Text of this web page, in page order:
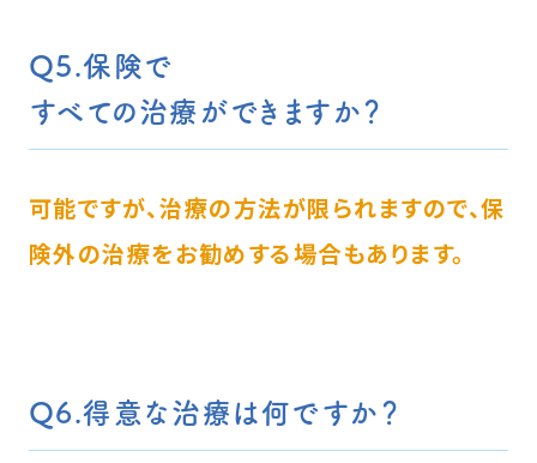
Q5.保険で
すべての治療ができますか？
可能ですが、治療の方法が限られますので、保
険外の治療をお勧めする場合もあります。
Q6.得意な治療は何ですか？